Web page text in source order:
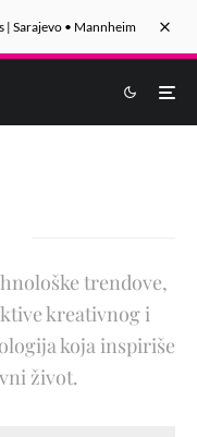
| Sarajevo • Mannheim
trendove,
kreativnog i
koja inspiriše
život.